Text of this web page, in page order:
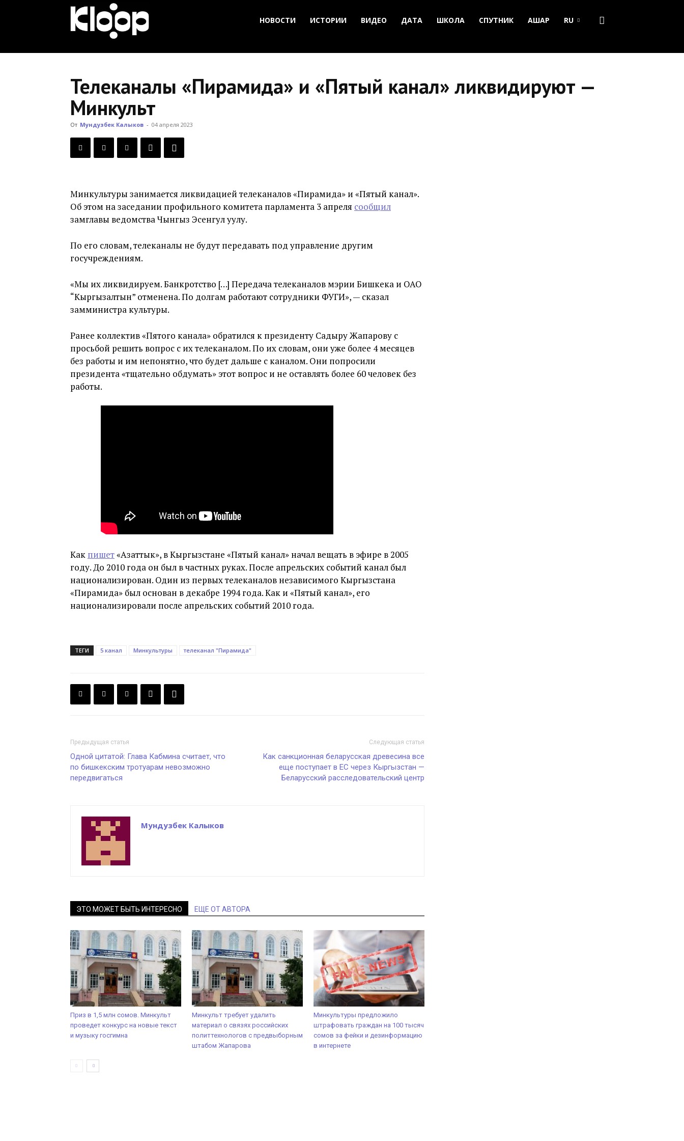
Кыргызстана
НОВОСТИ ИСТОРИИ ВИДЕО ДАТА ШКОЛА СПУТНИК АШАР RU
Телеканалы «Пирамида» и «Пятый канал» ликвидируют —
Минкульт
От Мундузбек Калыков - 04 апреля 2023
Минкультуры занимается ликвидацией телеканалов «Пирамида» и «Пятый канал».
Об этом на заседании профильного комитета парламента 3 апреля сообщил
замглавы ведомства Чынгыз Эсенгул уулу.
По его словам, телеканалы не будут передавать под управление другим
госучреждениям.
«Мы их ликвидируем. Банкротство […] Передача телеканалов мэрии Бишкека и ОАО
“Кыргызалтын” отменена. По долгам работают сотрудники ФУГИ», — сказал
замминистра культуры.
Ранее коллектив «Пятого канала» обратился к президенту Садыру Жапарову с
просьбой решить вопрос с их телеканалом. По их словам, они уже более 4 месяцев
без работы и им непонятно, что будет дальше с каналом. Они попросили
президента «тщательно обдумать» этот вопрос и не оставлять более 60 человек без
работы.
Как пишет«Азаттык», в Кыргызстане «Пятый канал» начал вещать в эфире в 2005
году. До 2010 года он был в частных руках. После апрельских событий канал был
национализирован. Один из первых телеканалов независимого Кыргызстана
«Пирамида» был основан в декабре 1994 года. Как и «Пятый канал», его
национализировали после апрельских событий 2010 года.
ТЕГИ 5 канал Минкультуры телеканал "Пирамида"
Предыдущая статья
Одной цитатой: Глава Кабмина считает, что
по бишкекским тротуарам невозможно
передвигаться
Следующая статья
Как санкционная беларусская древесина все
еще поступает в ЕС через Кыргызстан —
Беларусский расследовательский центр
Мундузбек Калыков
ЭТО МОЖЕТ БЫТЬ ИНТЕРЕСНО ЕЩЕ ОТ АВТОРА
Приз в 1,5 млн сомов. Минкульт
проведет конкурс на новые текст
и музыку госгимна
Минкульт требует удалить
материал о связях российских
политтехнологов с предвыборным
штабом Жапарова
Минкультуры предложило
штрафовать граждан на 100 тысяч
сомов за фейки и дезинформацию
в интернете